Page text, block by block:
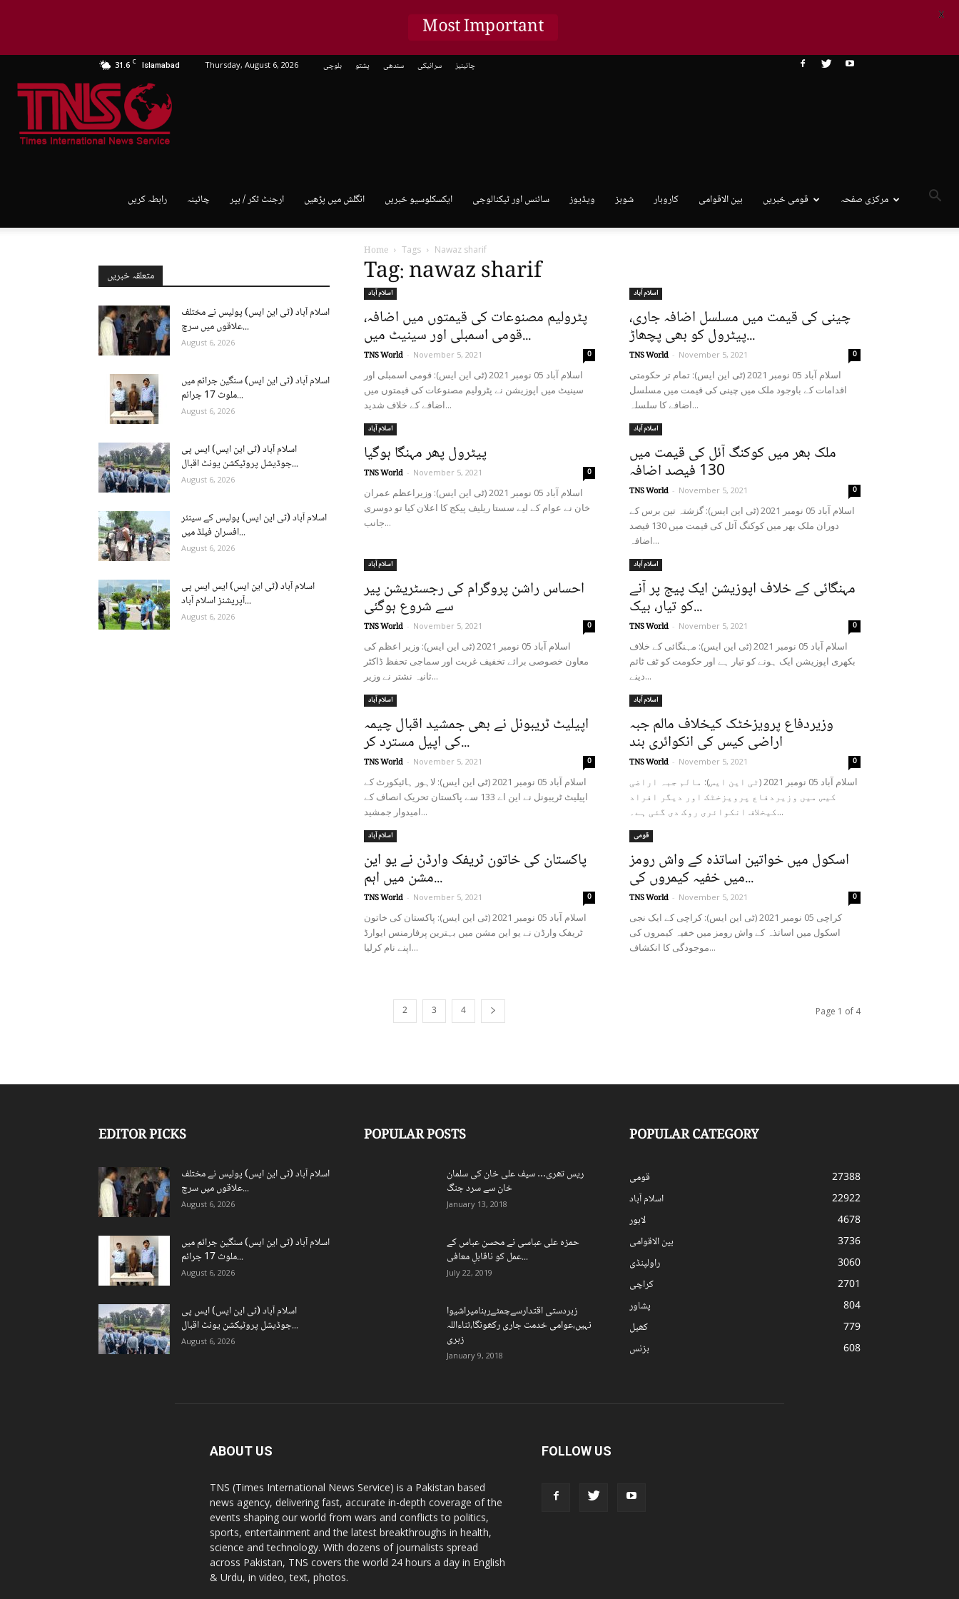
31.6 C Islamabad Thursday, August 6, 2026 بلوچی پشتو سندھی سرائیکی چائینیز
رابطہ کریں چائینہ ارجنٹ ٹکر / بپر انگلش میں پڑھیں ایکسکلوسیو خبریں سائنس اور ٹیکنالوجی ویڈیوز شوبز کاروبار بین الاقوامی قومی خبریں مرکزی صفحہ
Home Tags Nawaz sharif
Tag: nawaz sharif
اسلام آباد
پٹرولیم مصنوعات کی قیمتوں میں اضافہ،
قومی اسمبلی اور سینیٹ میں...
TNS World - November 5, 2021 0
اسلام آباد 05 نومبر 2021 (ٹی این ایس): قومی اسمبلی اور
سینیٹ میں اپوزیشن نے پٹرولیم مصنوعات کی قیمتوں میں
اضافے کے خلاف شدید...
اسلام آباد
چینی کی قیمت میں مسلسل اضافہ جاری،
پیٹرول کو بھی پچھاڑ...
TNS World - November 5, 2021 0
اسلام آباد 05 نومبر 2021 (ٹی این ایس): تمام تر حکومتی
اقدامات کے باوجود ملک میں چینی کی قیمت میں مسلسل
اضافے کا سلسلہ...
اسلام آباد
پیٹرول پھر مہنگا ہوگیا
TNS World - November 5, 2021 0
اسلام آباد 05 نومبر 2021 (ٹی این ایس): وزیراعظم عمران
خان نے عوام کے لیے سستا ریلیف پیکج کا اعلان کیا تو دوسری
جانب...
اسلام آباد
ملک بھر میں کوکنگ آئل کی قیمت میں
130 فیصد اضافہ
TNS World - November 5, 2021 0
اسلام آباد 05 نومبر 2021 (ٹی این ایس): گزشتہ تین برس کے
دوران ملک بھر میں کوکنگ آئل کی قیمت میں 130 فیصد
اضافہ...
اسلام آباد
احساس راشن پروگرام کی رجسٹریشن پیر
سے شروع ہوگئی
TNS World - November 5, 2021 0
اسلام آباد 05 نومبر 2021 (ٹی این ایس): وزیر اعظم کی
معاون خصوصی برائے تخفیف غربت اور سماجی تحفظ ڈاکٹر
ثانیہ نشتر نے وزیر...
اسلام آباد
مہنگائی کے خلاف اپوزیشن ایک پیج پر آنے
کو تیار، بیک...
TNS World - November 5, 2021 0
اسلام آباد 05 نومبر 2021 (ٹی این ایس): مہنگائی کے خلاف
بکھری اپوزیشن ایک ہونے کو تیار ہے اور حکومت کو ٹف ٹائم
دینے...
اسلام آباد
اپیلیٹ ٹریبونل نے بھی جمشید اقبال چیمہ
کی اپیل مسترد کر...
TNS World - November 5, 2021 0
اسلام آباد 05 نومبر 2021 (ٹی این ایس): لاہور ہائیکورٹ کے
اپیلیٹ ٹریبونل نے این اے 133 سے پاکستان تحریک انصاف کے
امیدوار جمشید...
اسلام آباد
وزیردفاع پرویزخٹک کیخلاف مالم جبہ
اراضی کیس کی انکوائری بند
TNS World - November 5, 2021 0
اسلام آباد 05 نومبر 2021 (ٹی این ایس): مالم جبہ اراضی
کیس میں وزیردفاع پرویزخٹک اور دیگر افراد
کیخلاف انکوائری روک دی گئی ہے۔...
اسلام آباد
پاکستان کی خاتون ٹریفک وارڈن نے یو این
مشن میں اہم...
TNS World - November 5, 2021 0
اسلام آباد 05 نومبر 2021 (ٹی این ایس): پاکستان کی خاتون
ٹریفک وارڈن نے یو این مشن میں بہترین پرفارمنس ایوارڈ
اپنے نام کرلیا...
قومی
اسکول میں خواتین اساتذہ کے واش رومز
میں خفیہ کیمروں کی...
TNS World - November 5, 2021 0
کراچی 05 نومبر 2021 (ٹی این ایس): کراچی کے ایک نجی
اسکول میں اساتذہ کے واش رومز میں خفیہ کیمروں کی
موجودگی کا انکشاف...
2 3 4 Page 1 of 4
متعلقہ خبریں
اسلام آباد (ٹی این ایس) پولیس نے مختلف
علاقوں میں سرچ...
August 6, 2026
اسلام آباد (ٹی این ایس) سنگین جرائم میں
ملوث 17 جرائم...
August 6, 2026
اسلام آباد (ٹی این ایس) ایس پی
جوڈیشل پروٹیکشن یونٹ اقبال...
August 6, 2026
اسلام آباد (ٹی این ایس) پولیس کے سینئر
افسران فیلڈ میں...
August 6, 2026
اسلام آباد (ٹی این ایس) ایس ایس پی
آپریشنز اسلام آباد...
August 6, 2026
EDITOR PICKS
اسلام آباد (ٹی این ایس) پولیس نے مختلف
علاقوں میں سرچ...
August 6, 2026
اسلام آباد (ٹی این ایس) سنگین جرائم میں
ملوث 17 جرائم...
August 6, 2026
اسلام آباد (ٹی این ایس) ایس پی
جوڈیشل پروٹیکشن یونٹ اقبال...
August 6, 2026
POPULAR POSTS
ریس تھری… سیف علی خان کی سلمان
خان سے سرد جنگ
January 13, 2018
حمزہ علی عباسی نے محسن عباس کے
عمل کو ناقابلِ معافی...
July 22, 2019
زبردستی اقتدارسےچمٹےرہنامیراشیوا
نہیں،عوامی خدمت جاری رکھونگا،ثناءاللہ
زہری
January 9, 2018
POPULAR CATEGORY
قومی
27388
اسلام آباد
22922
لاہور
4678
بین الاقوامی
3736
راولپنڈی
3060
کراچی
2701
پشاور
804
کھیل
779
بزنس
608
ABOUT US
TNS (Times International News Service) is a Pakistan based
news agency, delivering fast, accurate in-depth coverage of the
events shaping our world from wars and conflicts to politics,
sports, entertainment and the latest breakthroughs in health,
science and technology. With dozens of journalists spread
across Pakistan, TNS covers the world 24 hours a day in English
& Urdu, in video, text, photos.
FOLLOW US
Most Important X